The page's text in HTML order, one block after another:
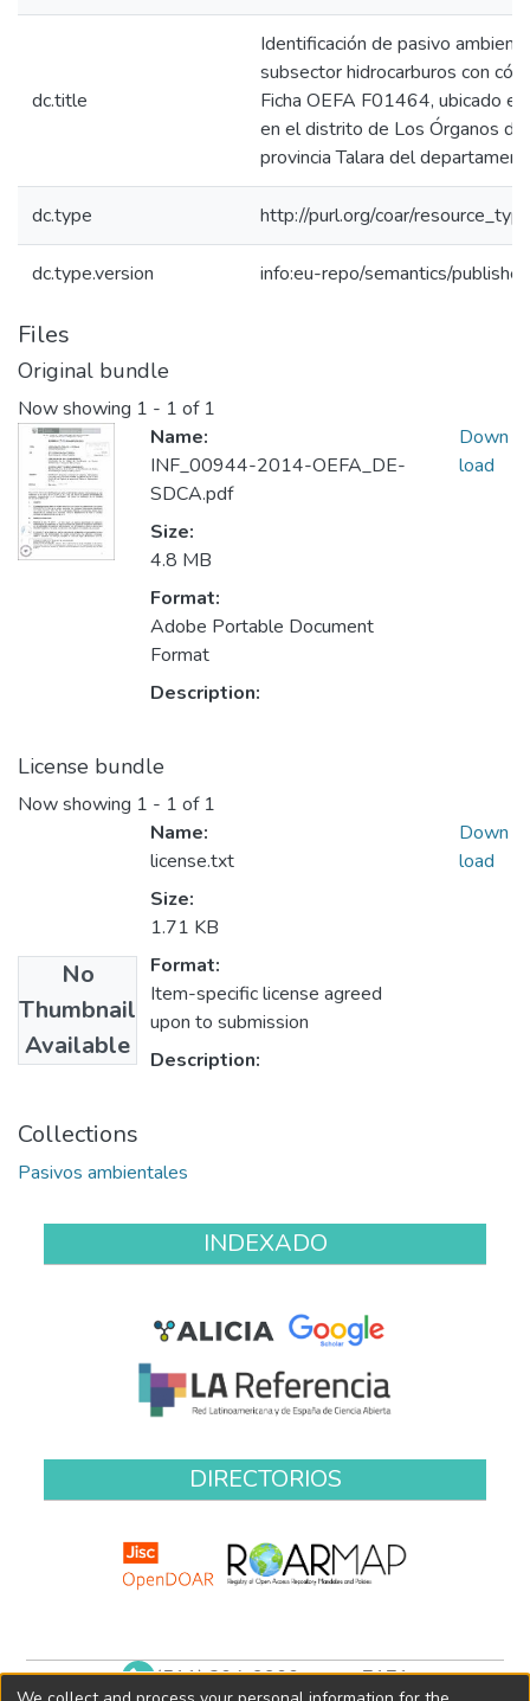
dc.title
Identificación de pasivo
subsector hidrocarburos con
Ficha OEFA F01464, ubicado
en el distrito de Los Órganos de
provincia Talara del
dc.type http://purl.org/coar/
dc.type.version info:eu-repo/semantics/
Files
Original bundle
Now showing 1 - 1 of 1
Name:
INF_00944-2014-OEFA_DE-
SDCA.pdf
Size:
4.8 MB
Format:
Adobe Portable Document
Format
Description:
Down
load
License bundle
Now showing 1 - 1 of 1
No
Thumbnail
Available
Name:
license.txt
Size:
1.71 KB
Format:
Item-specific license agreed
upon to submission
Description:
Down
load
Collections
Pasivos ambientales
INDEXADO
DIRECTORIOS
(511) 204-9900 anexo 7171